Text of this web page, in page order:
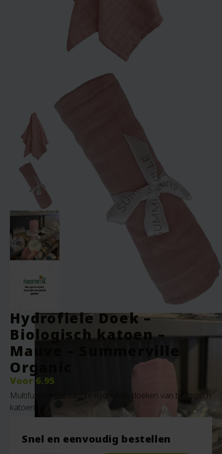
Hydrofiele Doek –
Biologisch katoen –
Mauve – Summerville
Organic
Voor 6.95
Multifunctionele zachte hydrofiele doeken van biologisch
katoen.
Snel en eenvoudig bestellen